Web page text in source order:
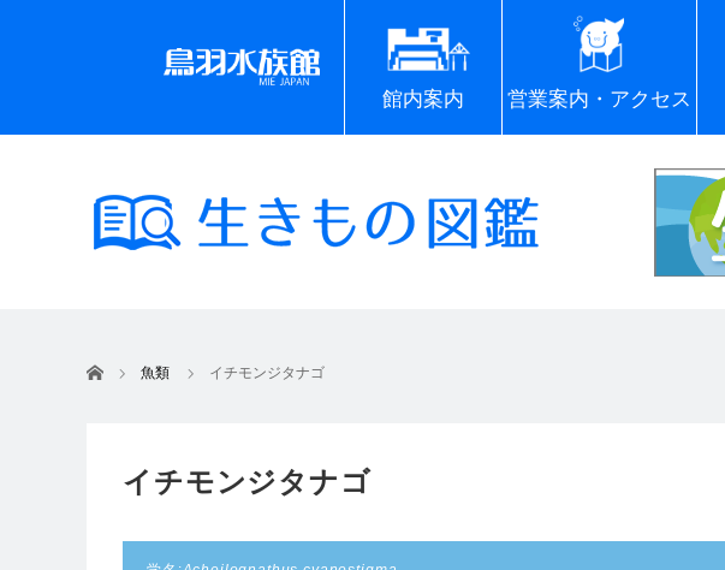
館内案内 営業案内・アクセス
ホーム 魚類 イチモンジタナゴ
イチモンジタナゴ